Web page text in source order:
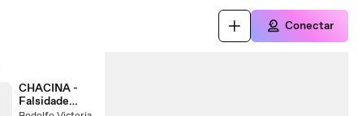
Conectar
CHACINA -
Falsidade